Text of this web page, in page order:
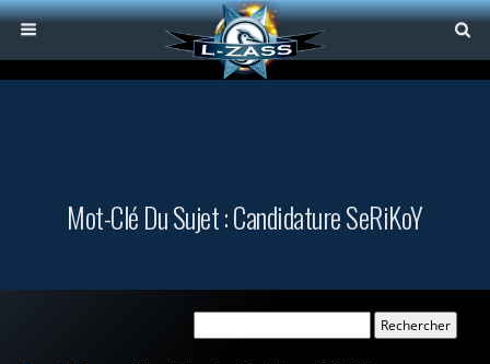
Mot-Clé Du Sujet : Candidature SeRiKoY